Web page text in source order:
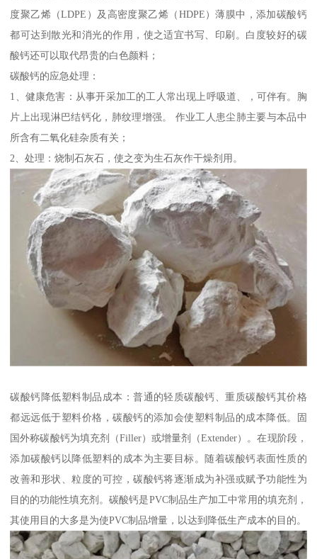
度聚乙烯（LDPE）及高密度聚乙烯（HDPE）薄膜中，添加碳酸钙
都可达到散光和消光的作用，使之适宜书写、印刷。白度较好的碳
酸钙还可以取代昂贵的白色颜料；
碳酸钙的应急处理：
1、健康危害：从事开采加工的工人常出现上呼吸道、，可伴有。胸
片上出现淋巴结钙化，肺纹理增强。 作业工人患尘肺主要与本品中
所含有二氧化硅杂质有关；
2、处理：烧制石灰石，使之变为生石灰作干燥剂用。
碳酸钙降低塑料制品成本：普通的轻质碳酸钙、重质碳酸钙其价格
都远远低于塑料价格，碳酸钙的添加会使塑料制品的成本降低。固
国外称碳酸钙为填充剂（Filler）或增量剂（Extender）。在现阶段，
添加碳酸钙以降低塑料的成本为主要目标。随着碳酸钙表面性质的
改善和形状、粒度的可控，碳酸钙将逐渐成为补强或赋予功能性为
目的的功能性填充剂。碳酸钙是PVC制品生产加工中常用的填充剂，
其使用目的大多是为使PVC制品增量，以达到降低生产成本的目的。